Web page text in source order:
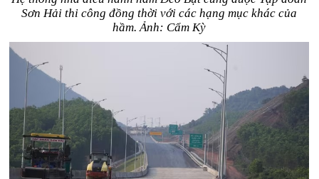
Sơn Hải thi công đồng thời với các hạng mục khác của
hầm. Ảnh: Cẩm Kỳ